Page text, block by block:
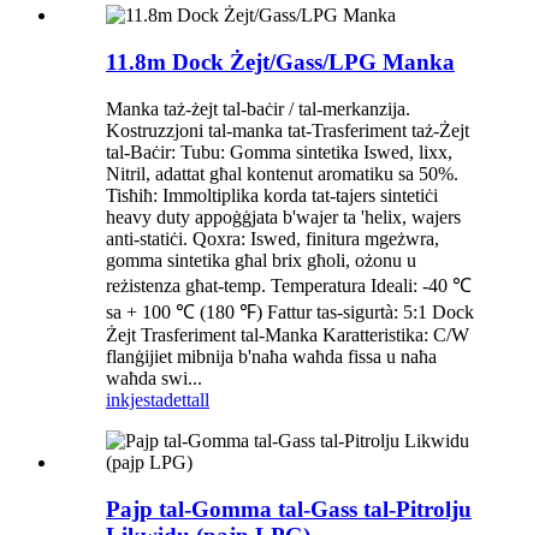
11.8m Dock Żejt/Gass/LPG Manka
Manka taż-żejt tal-baċir / tal-merkanzija.
Kostruzzjoni tal-manka tat-Trasferiment taż-Żejt
tal-Baċir: Tubu: Gomma sintetika Iswed, lixx,
Nitril, adattat għal kontenut aromatiku sa 50%.
Tisħiħ: Immoltiplika korda tat-tajers sintetiċi
heavy duty appoġġjata b'wajer ta 'helix, wajers
anti-statiċi. Qoxra: Iswed, finitura mgeżwra,
gomma sintetika għal brix għoli, ożonu u
reżistenza għat-temp. Temperatura Ideali: -40 ℃
sa + 100 ℃ (180 ℉) Fattur tas-sigurtà: 5:1 Dock
Żejt Trasferiment tal-Manka Karatteristika: C/W
flanġijiet mibnija b'naħa waħda fissa u naħa
waħda swi...
inkjestadettall
Pajp tal-Gomma tal-Gass tal-Pitrolju